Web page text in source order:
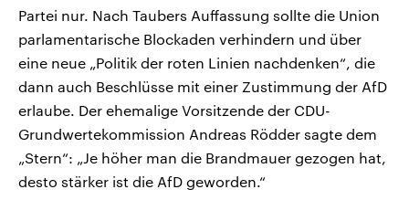
Partei nur. Nach Taubers Auffassung sollte die Union
parlamentarische Blockaden verhindern und über
eine neue „Politik der roten Linien nachdenken“, die
dann auch Beschlüsse mit einer Zustimmung der AfD
erlaube. Der ehemalige Vorsitzende der CDU-
Grundwertekommission Andreas Rödder sagte dem
„Stern“: „Je höher man die Brandmauer gezogen hat,
desto stärker ist die AfD geworden.“